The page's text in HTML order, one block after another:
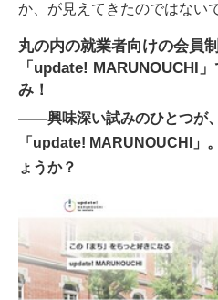
か、が見えてきたのではない
丸の内の就業者向けの会員
「update! MARUNOUCHI
み！
――興味深い試みのひとつが
「update! MARUNOUCHI」
ょうか？